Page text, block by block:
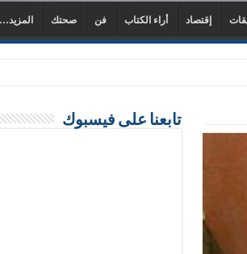
إقتصاد أراء الكتاب فن صحتك المزيد…
تابعنا على فيسبوك